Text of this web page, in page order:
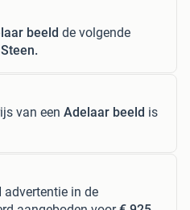
beeld de volgende
van een Adelaar beeld is
advertentie in de